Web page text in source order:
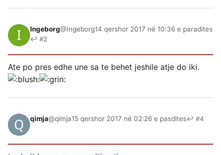
Ingeborg@Ingeborg14 qershor 2017 në 10:36 e paradites
↩ #2
Ate po pres edhe une sa te behet jeshile atje do iki.
qimja@qimja15 qershor 2017 në 02:26 e pasdites↩ #4